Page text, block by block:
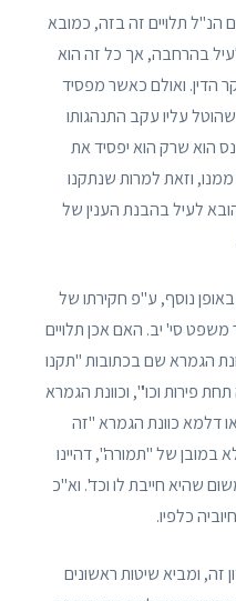
הנ"ל תלויים זה בזה, כמובא
בהרחבה, אך כל זה הוא
הדין. ואולם כאשר מפסיד
עליו עקב התנהגותו
הוא שרק הוא יפסיד את
ממנו, וזאת למרות שנתקנו
הובא לעיל בהבנת הענין של
נוסף, ע"פ חקירתו של
סי' יב. האם אכן תלויים
הגמרא שם בכתובות "תקנו
פירות וכו'", וכוונת הגמרא
דלמא כוונת הגמרא "זה
במובן של "תמורה", דהיינו
שהיא חייבת לו וכד'. וא"כ
כלפיו.
ומביא שיטות ראשונים